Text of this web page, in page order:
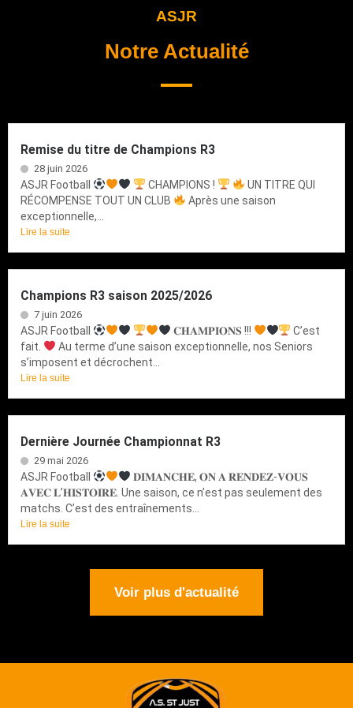
ASJR
Notre Actualité
Remise du titre de Champions R3
28 juin 2026
ASJR Football CHAMPIONS !
UN TITRE QUI
RÉCOMPENSE TOUT UN CLUB
Après une saison
exceptionnelle,...
Lire la suite
Champions R3 saison 2025/2026
7 juin 2026
ASJR Football 𝐂𝐇𝐀𝐌𝐏𝐈𝐎𝐍𝐒 !!!
C’est
fait.
Au terme d’une saison exceptionnelle, nos Seniors
s’imposent et décrochent...
Lire la suite
Dernière Journée Championnat R3
29 mai 2026
ASJR Football
𝐃𝐈𝐌𝐀𝐍𝐂𝐇𝐄, 𝐎𝐍 𝐀 𝐑𝐄𝐍𝐃𝐄𝐙-𝐕𝐎𝐔𝐒
𝐀𝐕𝐄𝐂 𝐋’𝐇𝐈𝐒𝐓𝐎𝐈𝐑𝐄. Une saison, ce n’est pas seulement des
matchs. C’est des entraînements...
Lire la suite
Voir plus d'actualité